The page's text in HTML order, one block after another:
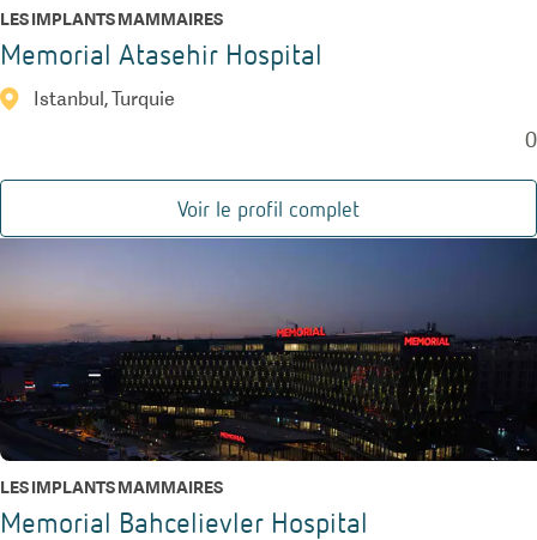
LES IMPLANTS MAMMAIRES
Memorial Atasehir Hospital
Istanbul, Turquie
0
Voir le profil complet
LES IMPLANTS MAMMAIRES
Memorial Bahcelievler Hospital